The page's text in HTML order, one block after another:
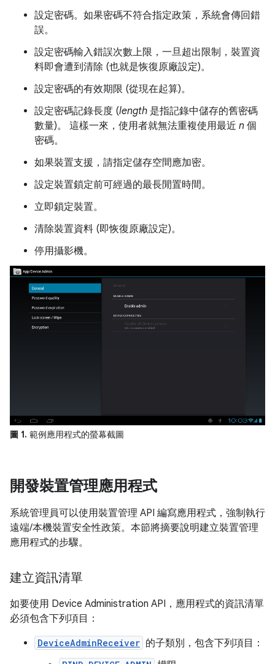
設定密碼。如果密碼不符合指定政策，系統會傳回錯
誤。
設定密碼輸入錯誤次數上限，一旦超出限制，裝置資
料即會遭到清除 (也就是恢復原廠設定)。
設定密碼的有效期限 (從現在起算)。
設定密碼記錄長度 (length 是指記錄中儲存的舊密碼
數量)。 這樣一來，使用者就無法重複使用最近 n 個
密碼。
如果裝置支援，請指定儲存空間應加密。
設定裝置鎖定前可經過的最長閒置時間。
立即鎖定裝置。
清除裝置資料 (即恢復原廠設定)。
停用攝影機。
圖 1. 範例應用程式的螢幕截圖
開發裝置管理應用程式
系統管理員可以使用裝置管理 API 編寫應用程式，強制執行
遠端/本機裝置安全性政策。本節將摘要說明建立裝置管理
應用程式的步驟。
建立資訊清單
如要使用 Device Administration API，應用程式的資訊清單
必須包含下列項目：
DeviceAdminReceiver 的子類別，包含下列項目：